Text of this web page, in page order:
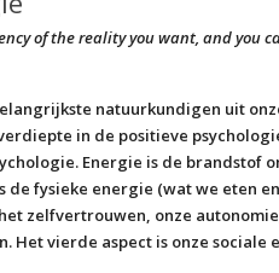
of the reality you want, and you
natuurkundigen uit
in de positieve
Energie is de brandstof
fysieke energie (wat we eten
zelfvertrouwen, onze
vierde aspect is onze sociale